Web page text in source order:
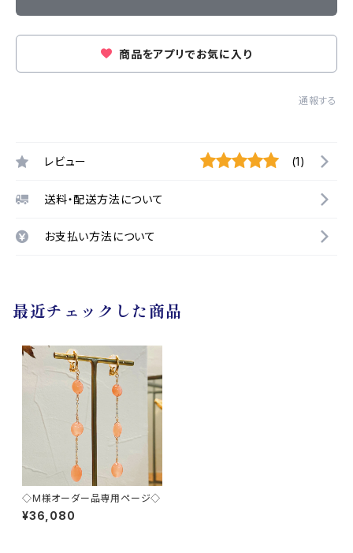
商品をアプリでお気に入り
通報する
レビュー (1)
送料・配送方法について
お支払い方法について
最近チェックした商品
◇M様オーダー品専用ページ◇
¥36,080